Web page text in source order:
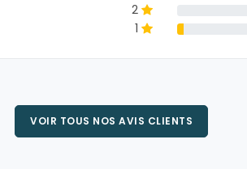
2
1
VOIR TOUS NOS AVIS CLIENTS